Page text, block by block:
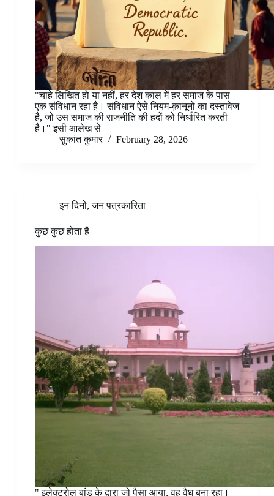
"चाहे लिखित हो या नहीं, हर देश काल में हर समाज के पास
एक संविधान रहा है। संविधान ऐसे नियम-क़ानूनों का दस्तावेज
है, जो उस समाज की राजनीति की हदों को निर्धारित करती
है।" इसी आलेख से
सुकांत कुमार
February 28, 2026
इन दिनों,जन पत्रकारिता
कुछ कुछ होता है
" इलेक्ट्रोल बांड के द्वारा जो पैसा आया, वह वैध बना रहा।